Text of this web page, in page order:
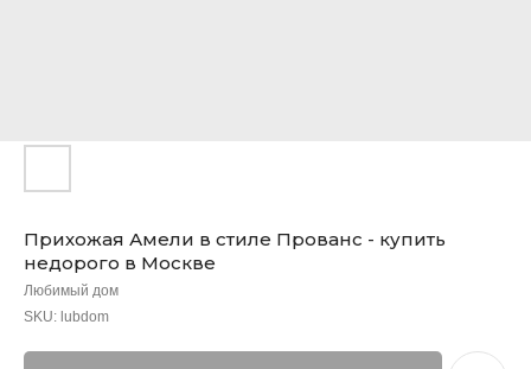
Прихожая Амели в стиле Прованс - купить
недорого в Москве
Любимый дом
SKU: lubdom